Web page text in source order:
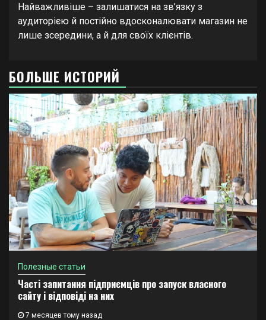
Найважливіше – залишатися на зв’язку з
аудиторією й постійно вдосконалювати магазин не
лише зсередини, а й для своїх клієнтів.
БОЛЬШЕ ИСТОРИЙ
Полезные статьи
Часті запитання підприємців про запуск власного
сайту і відповіді на них
7 месяцев тому назад